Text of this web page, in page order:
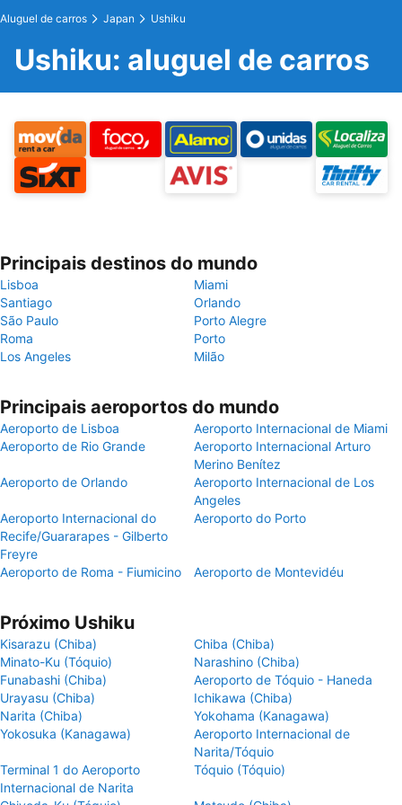
Aluguel de carros Japan Ushiku
Ushiku: aluguel de carros
Principais destinos do mundo
Lisboa
Miami
Santiago
Orlando
São Paulo
Porto Alegre
Roma
Porto
Los Angeles
Milão
Principais aeroportos do mundo
Aeroporto de Lisboa
Aeroporto Internacional de Miami
Aeroporto de Rio Grande
Aeroporto Internacional Arturo
Merino Benítez
Aeroporto de Orlando
Aeroporto Internacional de Los
Angeles
Aeroporto Internacional do
Recife/Guararapes - Gilberto
Freyre
Aeroporto do Porto
Aeroporto de Roma - Fiumicino Aeroporto de Montevidéu
Próximo Ushiku
Kisarazu (Chiba)
Chiba (Chiba)
Minato-Ku (Tóquio)
Narashino (Chiba)
Funabashi (Chiba)
Aeroporto de Tóquio - Haneda
Urayasu (Chiba)
Ichikawa (Chiba)
Narita (Chiba)
Yokohama (Kanagawa)
Yokosuka (Kanagawa)
Aeroporto Internacional de
Narita/Tóquio
Terminal 1 do Aeroporto
Internacional de Narita
Tóquio (Tóquio)